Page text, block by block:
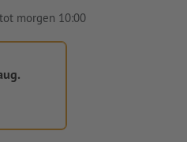
morgen 10:00